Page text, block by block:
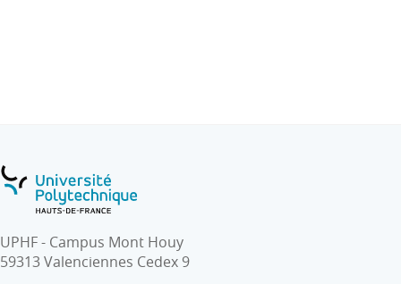
UPHF - Campus Mont Houy
59313 Valenciennes Cedex 9